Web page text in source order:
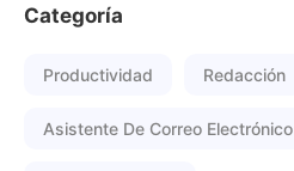
Categoría
Productividad Redacción
Asistente De Correo Electrónico